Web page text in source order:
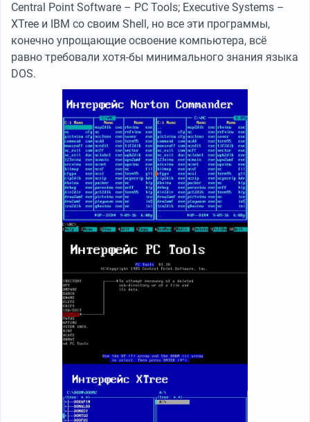
Central Point Software – PC Tools; Executive Systems –
XTree и IBM со своим Shell, но все эти программы,
конечно упрощающие освоение компьютера, всё
равно требовали хотя-бы минимального знания языка
DOS.